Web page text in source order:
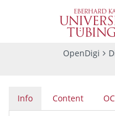
OpenDigi
Info Content